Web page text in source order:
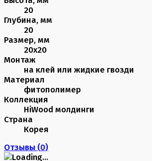
20
Глубина, мм
20
Размер, мм
20х20
Монтаж
на клей или жидкие гвозди
Материал
фитополимер
Коллекция
HiWood молдинги
Страна
Корея
Отзывы (0)